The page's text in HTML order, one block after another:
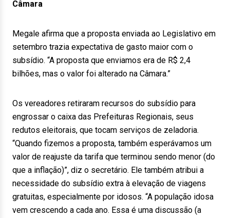
Câmara
Megale afirma que a proposta enviada ao Legislativo em
setembro trazia expectativa de gasto maior com o
subsídio. “A proposta que enviamos era de R$ 2,4
bilhões, mas o valor foi alterado na Câmara.”
Os vereadores retiraram recursos do subsídio para
engrossar o caixa das Prefeituras Regionais, seus
redutos eleitorais, que tocam serviços de zeladoria.
“Quando fizemos a proposta, também esperávamos um
valor de reajuste da tarifa que terminou sendo menor (do
que a inflação)”, diz o secretário. Ele também atribui a
necessidade do subsídio extra à elevação de viagens
gratuitas, especialmente por idosos. “A população idosa
vem crescendo a cada ano. Essa é uma discussão (a